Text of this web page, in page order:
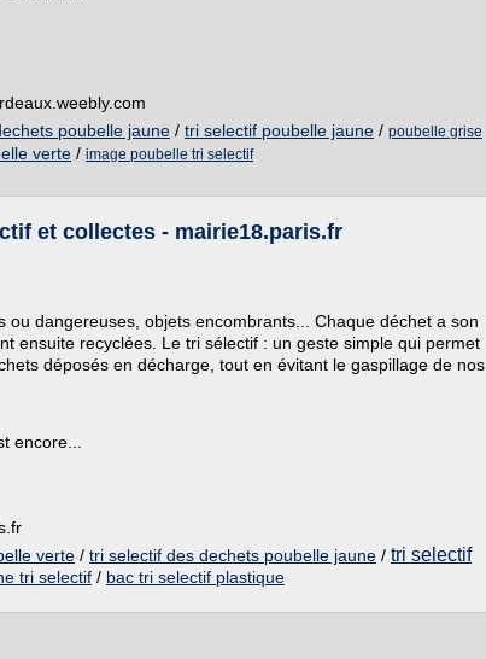
poubelle jaune / tri selectif poubelle jaune / poubelle grise
verte / image poubelle tri selectif
et collectes - mairie18.paris.fr
ou dangereuses, objets encombrants... Chaque déchet a son
ensuite recyclées. Le tri sélectif : un geste simple qui permet
déposés en décharge, tout en évitant le gaspillage de nos
encore...
verte / tri selectif des dechets poubelle jaune / tri selectif
tri selectif / bac tri selectif plastique